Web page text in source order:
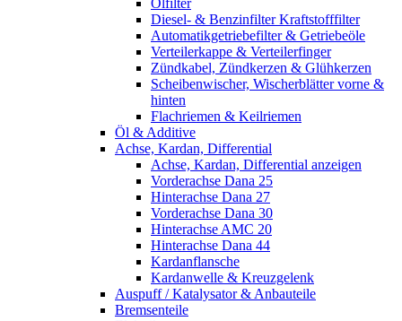
Diesel- & Benzinfilter Kraftstofffilter
Automatikgetriebefilter & Getriebeöle
Verteilerkappe & Verteilerfinger
Zündkabel, Zündkerzen & Glühkerzen
Scheibenwischer, Wischerblätter vorne &
hinten
Flachriemen & Keilriemen
Öl & Additive
Achse, Kardan, Differential
Achse, Kardan, Differential anzeigen
Vorderachse Dana 25
Hinterachse Dana 27
Vorderachse Dana 30
Hinterachse AMC 20
Hinterachse Dana 44
Kardanflansche
Kardanwelle & Kreuzgelenk
Auspuff / Katalysator & Anbauteile
Bremsenteile